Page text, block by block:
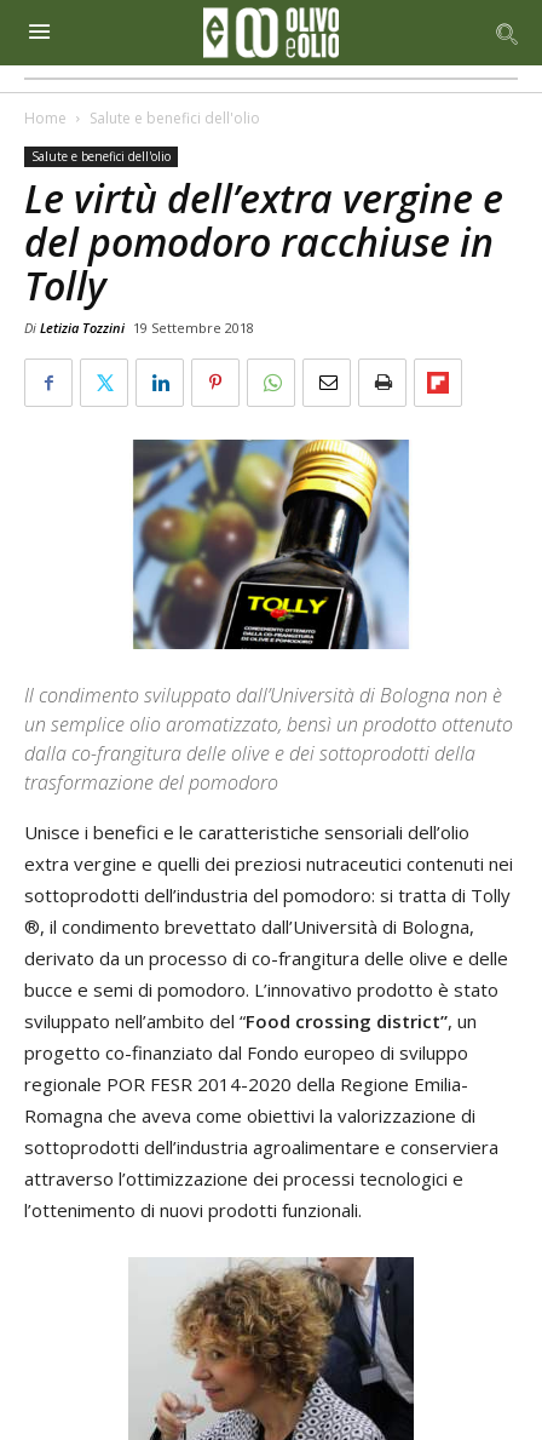
Home Salute e benefici dell'olio
Salute e benefici dell'olio
Le virtù dell’extra vergine e
del pomodoro racchiuse in
Tolly
Di Letizia Tozzini 19 Settembre 2018
Il condimento sviluppato dall’Università di Bologna non è
un semplice olio aromatizzato, bensì un prodotto ottenuto
dalla co-frangitura delle olive e dei sottoprodotti della
trasformazione del pomodoro
Unisce i benefici e le caratteristiche sensoriali dell’olio
extra vergine e quelli dei preziosi nutraceutici contenuti nei
sottoprodotti dell’industria del pomodoro: si tratta di Tolly
®, il condimento brevettato dall’Università di Bologna,
derivato da un processo di co-frangitura delle olive e delle
bucce e semi di pomodoro. L’innovativo prodotto è stato
sviluppato nell’ambito del “Food crossing district”, un
progetto co-finanziato dal Fondo europeo di sviluppo
regionale POR FESR 2014-2020 della Regione Emilia-
Romagna che aveva come obiettivi la valorizzazione di
sottoprodotti dell’industria agroalimentare e conserviera
attraverso l’ottimizzazione dei processi tecnologici e
l’ottenimento di nuovi prodotti funzionali.